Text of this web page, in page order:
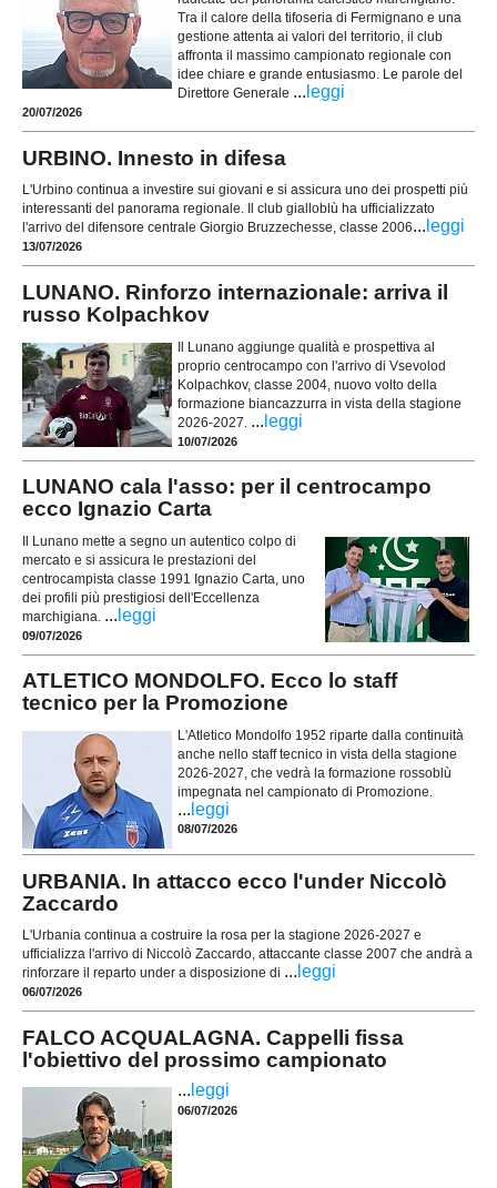
Tra il calore della tifoseria di Fermignano e una
gestione attenta ai valori del territorio, il club
affronta il massimo campionato regionale con
idee chiare e grande entusiasmo. Le parole del
Direttore Generale ... leggi
20/07/2026
URBINO. Innesto in difesa
L'Urbino continua a investire sui giovani e si assicura uno dei prospetti più
interessanti del panorama regionale. Il club gialloblù ha ufficializzato
l'arrivo del difensore centrale Giorgio Bruzzechesse, classe 2006... leggi
13/07/2026
LUNANO. Rinforzo internazionale: arriva il
russo Kolpachkov
Il Lunano aggiunge qualità e prospettiva al
proprio centrocampo con l'arrivo di Vsevolod
Kolpachkov, classe 2004, nuovo volto della
formazione biancazzurra in vista della stagione
2026-2027. ... leggi
10/07/2026
LUNANO cala l'asso: per il centrocampo
ecco Ignazio Carta
Il Lunano mette a segno un autentico colpo di
mercato e si assicura le prestazioni del
centrocampista classe 1991 Ignazio Carta, uno
dei profili più prestigiosi dell'Eccellenza
marchigiana. ... leggi
09/07/2026
ATLETICO MONDOLFO. Ecco lo staff
tecnico per la Promozione
L'Atletico Mondolfo 1952 riparte dalla continuità
anche nello staff tecnico in vista della stagione
2026-2027, che vedrà la formazione rossoblù
impegnata nel campionato di Promozione.
... leggi
08/07/2026
URBANIA. In attacco ecco l'under Niccolò
Zaccardo
L'Urbania continua a costruire la rosa per la stagione 2026-2027 e
ufficializza l'arrivo di Niccolò Zaccardo, attaccante classe 2007 che andrà a
rinforzare il reparto under a disposizione di ... leggi
06/07/2026
FALCO ACQUALAGNA. Cappelli fissa
l'obiettivo del prossimo campionato
... leggi
06/07/2026